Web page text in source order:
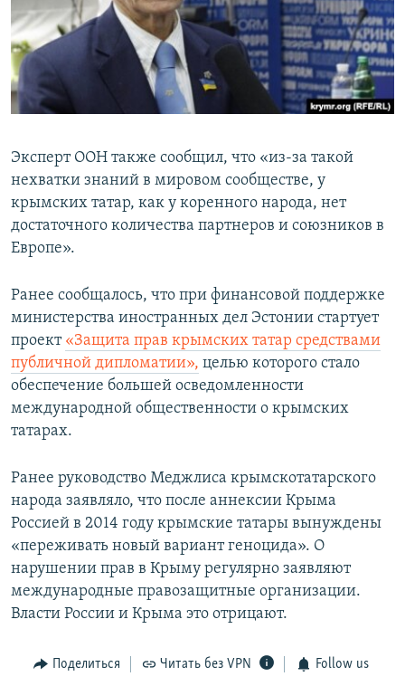
Эксперт ООН также сообщил, что «из-за такой
нехватки знаний в мировом сообществе, у
крымских татар, как у коренного народа, нет
достаточного количества партнеров и союзников в
Европе».
Ранее сообщалось, что при финансовой поддержке
министерства иностранных дел Эстонии стартует
проект «Защита прав крымских татар средствами
публичной дипломатии», целью которого стало
обеспечение большей осведомленности
международной общественности о крымских
татарах.
Ранее руководство Меджлиса крымскотатарского
народа заявляло, что после аннексии Крыма
Россией в 2014 году крымские татары вынуждены
«переживать новый вариант геноцида». О
нарушении прав в Крыму регулярно заявляют
международные правозащитные организации.
Власти России и Крыма это отрицают.
Поделиться Читать без VPN Follow us